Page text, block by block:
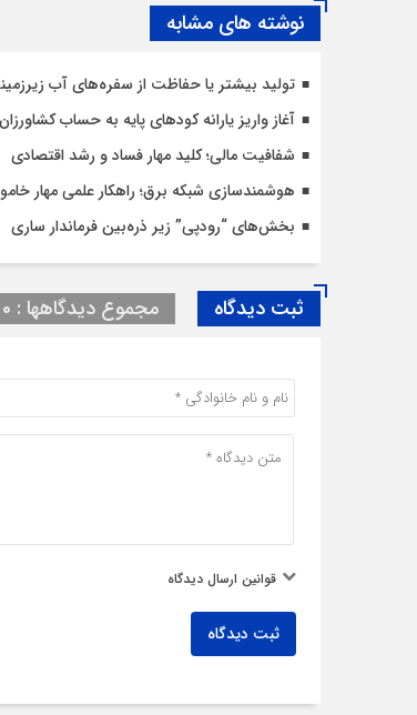
نوشته های مشابه
تولید بیشتر یا حفاظت از سفره‌های آب
آغاز واریز یارانه کودهای پایه به حساب کشاورزان
شفافیت مالی؛ کلید مهار فساد و رشد اقتصادی
هوشمندسازی شبکه برق؛ راهکار علمی مهار
بخش‌های “رودپی” زیر ذره‌بین فرماندار ساری
ثبت دیدگاه مجموع دیدگاهها : 0
قوانین ارسال دیدگاه
ثبت دیدگاه